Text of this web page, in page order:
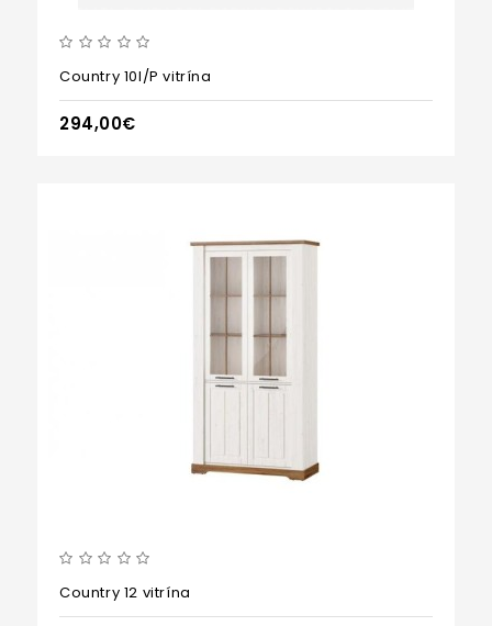
Country 10l/P vitrína
294,00€
Country 12 vitrína